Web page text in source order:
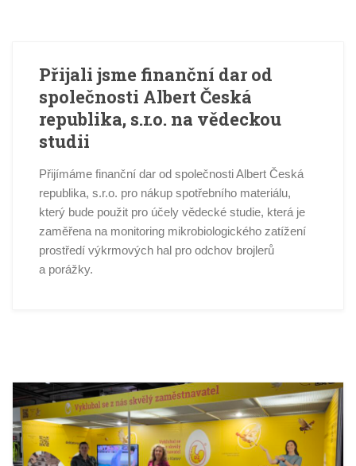
Přijali jsme finanční dar od
společnosti Albert Česká
republika, s.r.o. na vědeckou
studii
Přijímáme finanční dar od společnosti Albert Česká
republika, s.r.o. pro nákup spotřebního materiálu,
který bude použit pro účely vědecké studie, která je
zaměřena na monitoring mikrobiologického zatížení
prostředí výkrmových hal pro odchov brojlerů
a porážky.